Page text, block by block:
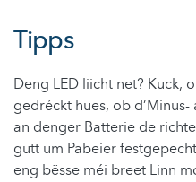
Tipps
Deng LED liicht net? Kuck,
gedréckt hues, ob
an denger Batterie de
gutt um Pabeier
eng bësse méi breet Linn